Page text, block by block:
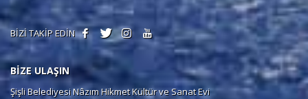
BİZİ TAKİP EDİN
BİZE ULAŞIN
Şişli Belediyesi Nâzım Hikmet Kültür ve Sanat Evi